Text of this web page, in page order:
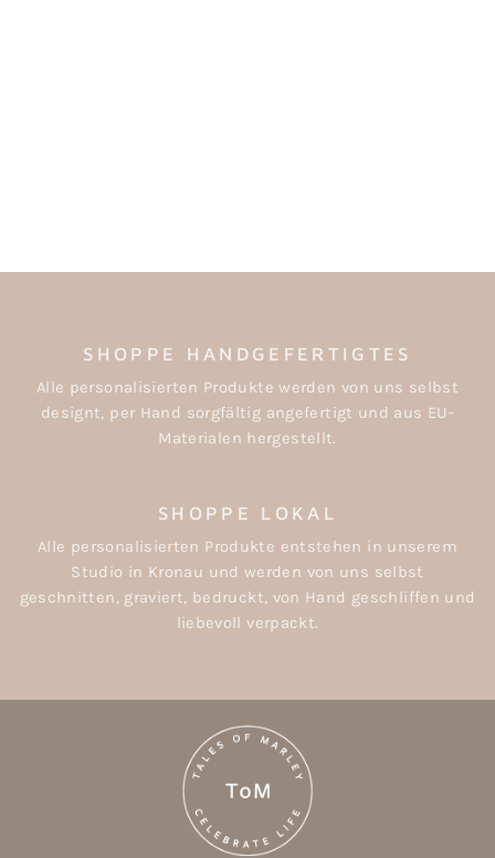
SHOPPE HANDGEFERTIGTES
Alle personalisierten Produkte werden von uns selbst
designt, per Hand sorgfältig angefertigt und aus EU-
Materialen hergestellt.
SHOPPE LOKAL
Alle personalisierten Produkte entstehen in unserem
Studio in Kronau und werden von uns selbst
geschnitten, graviert, bedruckt, von Hand geschliffen und
liebevoll verpackt.